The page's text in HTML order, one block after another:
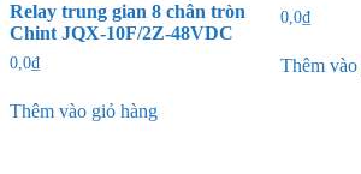
Relay trung gian 8 chân tròn
Chint JQX-10F/2Z-48VDC
0,0₫
Thêm vào giỏ hàng
0,0₫
Thêm